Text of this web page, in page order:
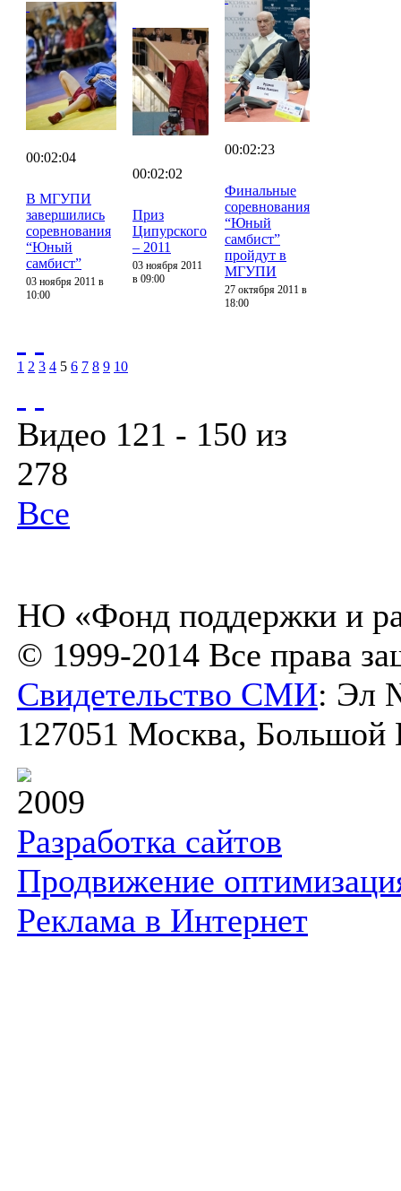
00:02:04
В МГУПИ
завершились
соревнования
“Юный
самбист”
03 ноября 2011 в
10:00
00:02:02
Приз
Ципурского
– 2011
03 ноября 2011
в 09:00
00:02:23
Финальные
соревнования
“Юный
самбист”
пройдут в
МГУПИ
27 октября 2011 в
18:00
1 2 3 4 5 6 7 8 9 10
Видео 121 - 150 из
278
Все
НО «Фонд поддержки и
© 1999-2014 Все права
Свидетельство СМИ: Эл
127051 Москва, Большой
2009
Разработка сайтов
Продвижение
Реклама в Интернет